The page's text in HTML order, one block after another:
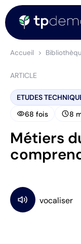
Accueil
ARTICLE
ETUDES
visibility68 fois schedule8
Métiers